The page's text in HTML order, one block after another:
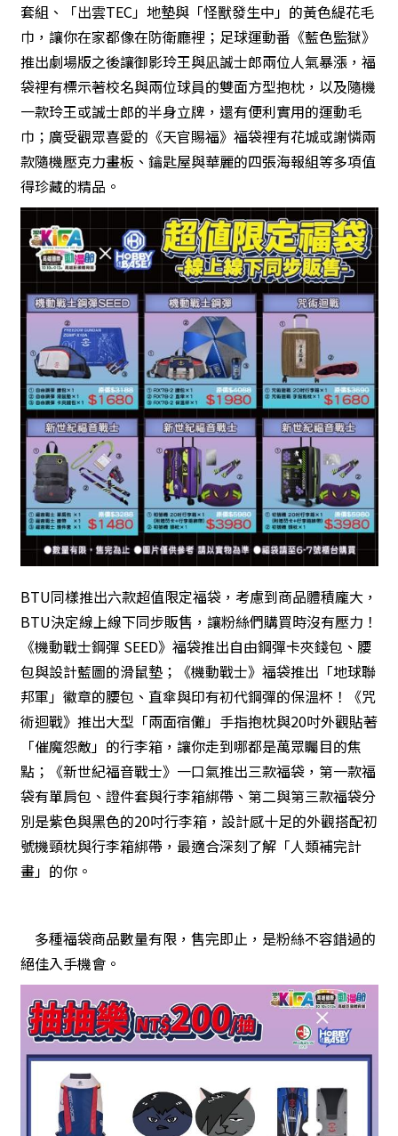
套組、「出雲TEC」地墊與「怪獸發生中」的黃色緹花毛
巾，讓你在家都像在防衛廳裡；足球運動番《藍色監獄》
推出劇場版之後讓御影玲王與凪誠士郎兩位人氣暴漲，福
袋裡有標示著校名與兩位球員的雙面方型抱枕，以及隨機
一款玲王或誠士郎的半身立牌，還有便利實用的運動毛
巾；廣受觀眾喜愛的《天官賜福》福袋裡有花城或謝憐兩
款隨機壓克力畫板、鑰匙屋與華麗的四張海報組等多項值
得珍藏的精品。
BTU同樣推出六款超值限定福袋，考慮到商品體積龐大，
BTU決定線上線下同步販售，讓粉絲們購買時沒有壓力！
《機動戰士鋼彈 SEED》福袋推出自由鋼彈卡夾錢包、腰
包與設計藍圖的滑鼠墊；《機動戰士》福袋推出「地球聯
邦軍」徽章的腰包、直傘與印有初代鋼彈的保溫杯！《咒
術迴戰》推出大型「兩面宿儺」手指抱枕與20吋外觀貼著
「催魔怨敵」的行李箱，讓你走到哪都是萬眾矚目的焦
點；《新世紀福音戰士》一口氣推出三款福袋，第一款福
袋有單肩包、證件套與行李箱綁帶、第二與第三款福袋分
別是紫色與黑色的20吋行李箱，設計感十足的外觀搭配初
號機頸枕與行李箱綁帶，最適合深刻了解「人類補完計
畫」的你。
多種福袋商品數量有限，售完即止，是粉絲不容錯過的
絕佳入手機會。